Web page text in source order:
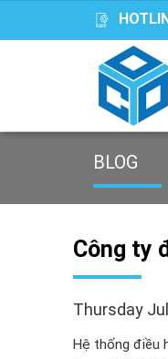
BLOG
Công ty
Thursday
Hệ thống điều